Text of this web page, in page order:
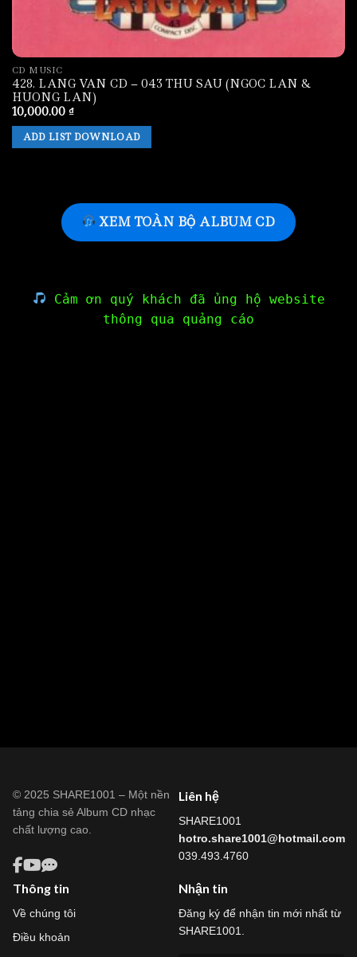
CD MUSIC
428. LANG VAN CD – 043 THU SAU (NGOC LAN &
HUONG LAN)
10,000.00 ₫
ADD LIST DOWNLOAD
XEM TOÀN BỘ ALBUM CD
Cảm ơn quý khách đã ủng hộ website
thông qua quảng cáo
© 2025 SHARE1001 – Một nền
tảng chia sẻ Album CD nhạc
chất lượng cao.
Liên hệ
SHARE1001
hotro.share1001@hotmail.com
039.493.4760
Thông tin
Về chúng tôi
Điều khoản
Nhận tin
Đăng ký để nhận tin mới nhất từ
SHARE1001.